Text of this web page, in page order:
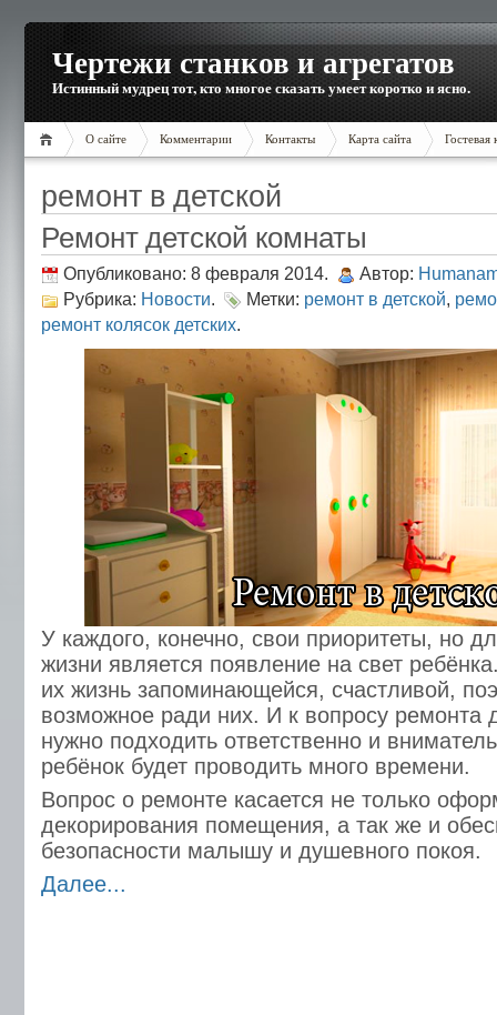
Чертежи станков и агрегатов
Истинный мудрец тот, кто многое сказать умеет коротко и ясно.
О сайте Комментарии Контакты Карта сайта Гостевая
ремонт в детской
Ремонт детской комнаты
Опубликовано: 8 февраля 2014. Автор:
Рубрика: Новости. Метки: ремонт в детской,
ремонт колясок детских.
У каждого, конечно, свои приоритеты, но
жизни является появление на свет
их жизнь запоминающейся, счастливой,
возможное ради них. И к вопросу ремонта
нужно подходить ответственно и
ребёнок будет проводить много времени.
Вопрос о ремонте касается не только
декорирования помещения, а так же и
безопасности малышу и душевного покоя.
Далее...